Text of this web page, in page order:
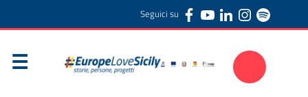
Seguici su